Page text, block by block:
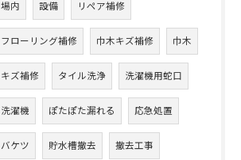
場内 設備 リペア補修
フローリング補修 巾木キズ補修 巾木
キズ補修 タイル洗浄 洗濯機用蛇口
洗濯機 ぽたぽた漏れる 応急処置
バケツ 貯水槽撤去 撤去工事